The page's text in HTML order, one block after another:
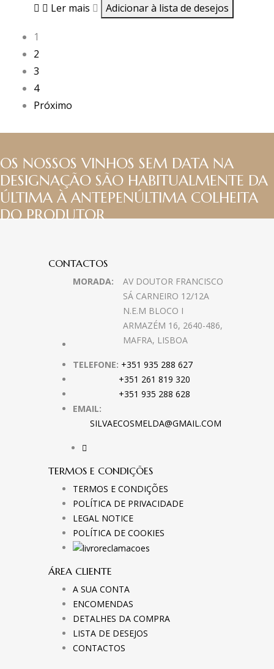
Ler mais Adicionar à lista de desejos
1
2
3
4
Próximo
OS NOSSOS VINHOS SEM DATA NA
DESIGNAÇÃO SÃO HABITUALMENTE DA
ÚLTIMA À ANTEPENÚLTIMA COLHEITA
DO PRODUTOR
CONTACTOS
MORADA:
AV DOUTOR FRANCISCO
SÁ CARNEIRO 12/12A
N.E.M BLOCO I
ARMAZÉM 16, 2640-486,
MAFRA, LISBOA
TELEFONE: +351 935 288 627
+351 261 819 320
+351 935 288 628
EMAIL:
SILVAECOSMELDA@GMAIL.COM
TERMOS E CONDIÇÕES
TERMOS E CONDIÇÕES
POLÍTICA DE PRIVACIDADE
LEGAL NOTICE
POLÍTICA DE COOKIES
ÁREA CLIENTE
A SUA CONTA
ENCOMENDAS
DETALHES DA COMPRA
LISTA DE DESEJOS
CONTACTOS